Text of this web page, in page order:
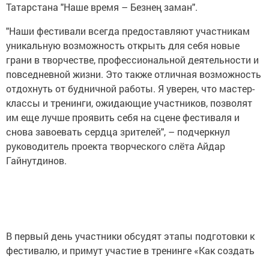
Татарстана "Наше время – Безнең заман".
"Наши фестивали всегда предоставляют участникам
уникальную возможность открыть для себя новые
грани в творчестве, профессиональной деятельности и
повседневной жизни. Это также отличная возможность
отдохнуть от будничной работы. Я уверен, что мастер-
классы и тренинги, ожидающие участников, позволят
им еще лучше проявить себя на сцене фестиваля и
снова завоевать сердца зрителей", – подчеркнул
руководитель проекта творческого слёта Айдар
Гайнутдинов.
В первый день участники обсудят этапы подготовки к
фестивалю, и примут участие в тренинге «Как создать